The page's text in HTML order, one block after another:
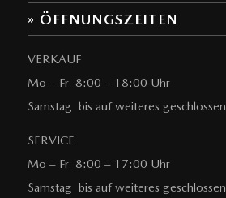
» ÖFFNUNGSZEITEN
VERKAUF
Mo – Fr 8:00 – 18:00 Uhr
Samstag bis auf weiteres geschlossen
SERVICE
Mo – Fr 8:00 – 17:00 Uhr
Samstag bis auf weiteres geschlossen